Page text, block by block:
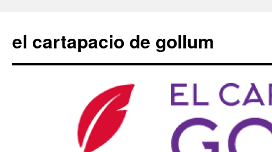
contenido
el cartapacio de gollum